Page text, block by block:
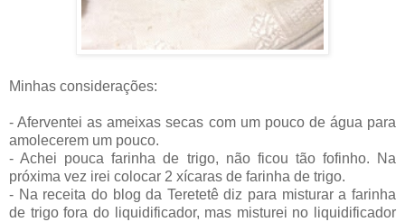
Minhas considerações:
- Aferventei as ameixas secas com um pouco de água para
amolecerem um pouco.
- Achei pouca farinha de trigo, não ficou tão fofinho. Na
próxima vez irei colocar 2 xícaras de farinha de trigo.
- Na receita do blog da Teretetê diz para misturar a farinha
de trigo fora do liquidificador, mas misturei no liquidificador